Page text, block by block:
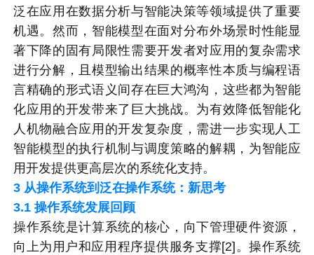
泛在应用在数据分析与智能决策等领域提供了重要
机遇。然而，智能模型在面对分布外场景时性能显
著下降的固有局限性需要开发者对应用的复杂需求
进行分解，且模型输出结果的概率性本质与编程语
言精确的形式语义间存在巨大鸿沟，这些都为智能
化应用的开发带来了巨大挑战。为有效降低智能化
人机物融合应用的开发复杂度，需进一步实现人工
智能模型的执行机制与调度策略的解耦，为智能应
用开发提供更高层次的系统化支持。
3 从操作系统到泛在操作系统：新思考
3.1操作系统发展回顾
操作系统是计算系统的核心，向下管理硬件资源，
向上为用户和应用程序提供服务支撑[2]。操作系统